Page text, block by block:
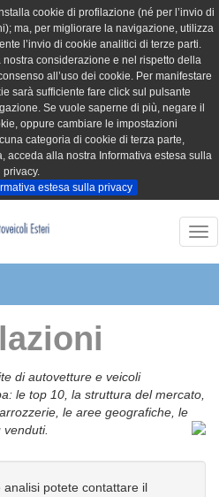
cookie di profilazione (né per l’invio di
ma, per migliorare la navigazione, utilizza
l’invio di cookie analitici di terze parti.
considerazione e nel rispetto della
all’uso dei cookie. Per manifestare
sarà sufficiente fare click sul pulsante
Se vuole saperne di più, negare il
oppure cambiare le impostazioni
categoria di cookie di terza parte,
acceda alla nostra Informativa estesa sulla
privacy.
estesa sulla privacy
di autovetture e veicoli
le top 10, la struttura del mercato,
le aree geografiche, le
potete contattare il